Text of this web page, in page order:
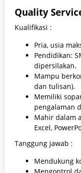
Quality
Kualifikasi :
Pria, usia
Pendidikan:
dipersilakan.
Mampu
dan tulisan).
Memiliki
pengalaman
Mahir dalam
Excel,
Tanggung jawab :
Mendukung